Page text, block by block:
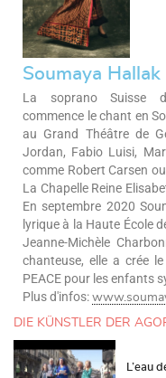
Soumaya Hallak
La soprano Suisse
commence le chant en
au Grand Théâtre de
Jordan, Fabio Luisi,
comme Robert Carsen
La Chapelle Reine
En septembre 2020
lyrique à la Haute École
Jeanne-Michèle
chanteuse, elle a crée
PEACE pour les enfants
Plus d'infos:
DIE KÜNSTLER DER
L’eau